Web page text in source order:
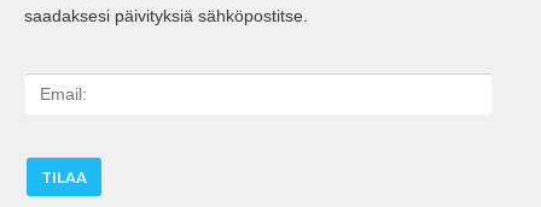
saadaksesi päivityksiä sähköpostitse.
l